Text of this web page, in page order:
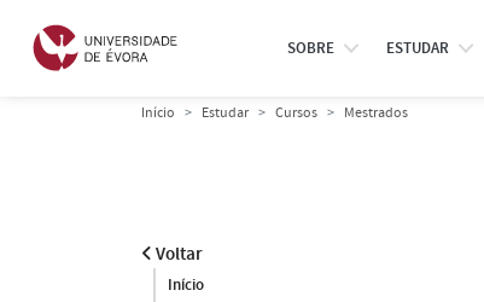
SOBRE ESTUDAR
Início Estudar Cursos Mestrados
Voltar
Início